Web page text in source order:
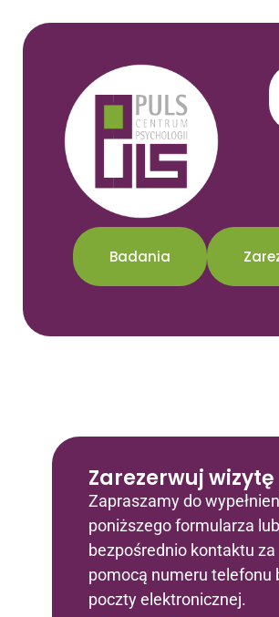
Badania
Zarezerwuj wizytę
Zapraszamy do
poniższego formularza lub
bezpośrednio kontaktu za
pomocą numeru telefonu
poczty elektronicznej.